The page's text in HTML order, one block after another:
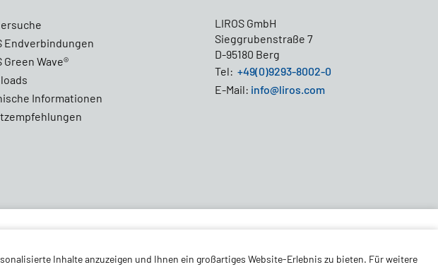
Endverbindungen
Green Wave®
Informationen
LIROS GmbH
Sieggrubenstraße 7
D-95180 Berg
Tel: +49(0)9293-8002-0
E-Mail: info@liros.com
Inhalte anzuzeigen und Ihnen ein großartiges Website-Erlebnis zu bieten. Für weitere